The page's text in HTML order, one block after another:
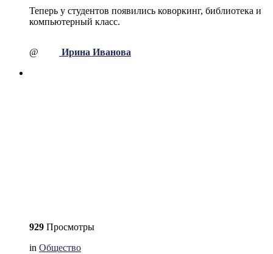
Теперь у студентов появились коворкинг, библиотека и
компьютерный класс.
@ Ирина Иванова
929 Просмотры
in Общество